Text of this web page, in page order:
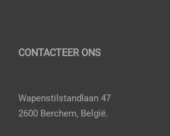
CONTACTEER ONS
Wapenstilstandlaan 47
2600 Berchem, België.